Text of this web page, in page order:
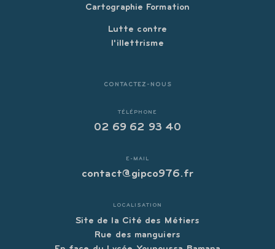
Cartographie Formation
Lutte contre
l'illettrisme
CONTACTEZ-NOUS
TÉLÉPHONE
02 69 62 93 40
E-MAIL
contact@gipco976.fr
LOCALISATION
Site de la Cité des Métiers
Rue des manguiers